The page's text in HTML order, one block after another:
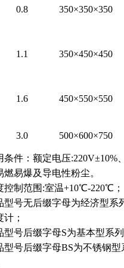
0.8
350×350×350
1.1
350×450×450
1.6
450×550×550
3.0 500×600×750
条件：额定电压:220V±10%
燃易爆及导电性粉尘。
控制范围:室温+10℃-220℃
型号无后缀字母为经济型系
计；
型号后缀字母S为基本型系
型号后缀字母BS为不锈钢